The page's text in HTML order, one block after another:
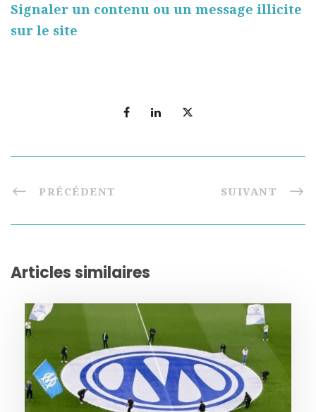
Signaler un contenu ou un message illicite
sur le site
PRÉCÉDENT SUIVANT
Articles similaires